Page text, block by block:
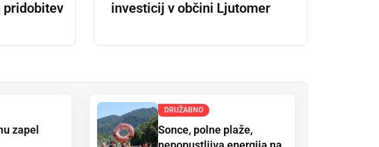
pridobitev
investicij v občini Ljutomer
zapel
DRUŽABNO
Sonce, polne plaže,